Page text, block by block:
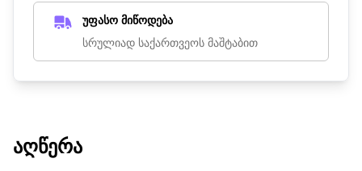
უფასო მიწოდება
სრულიად საქართვეოს მაშტაბით
ᲐᲦᲬᲔᲠᲐ